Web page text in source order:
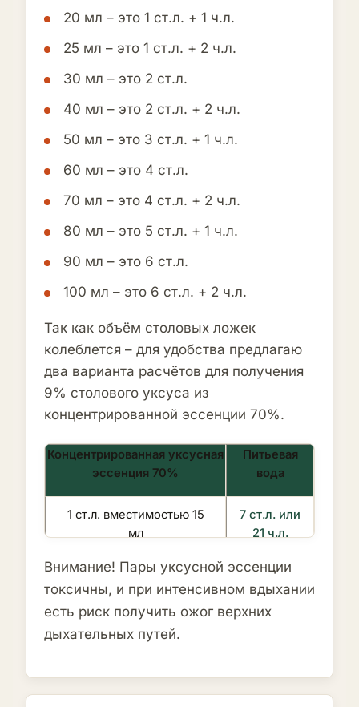
20 мл – это 1 ст.л. + 1 ч.л.
25 мл – это 1 ст.л. + 2 ч.л.
30 мл – это 2 ст.л.
40 мл – это 2 ст.л. + 2 ч.л.
50 мл – это 3 ст.л. + 1 ч.л.
60 мл – это 4 ст.л.
70 мл – это 4 ст.л. + 2 ч.л.
80 мл – это 5 ст.л. + 1 ч.л.
90 мл – это 6 ст.л.
100 мл – это 6 ст.л. + 2 ч.л.
Так как объём столовых ложек
колеблется – для удобства предлагаю
два варианта расчётов для получения
9% столового уксуса из
концентрированной эссенции 70%.
Концентрированная уксусная
эссенция 70%
Питьевая
вода
1 ст.л. вместимостью 15
мл
7 ст.л. или
21 ч.л.
1 ст.л. вместимостью 20
мл
7 ст.л. или
Внимание! Пары уксусной эссенции
токсичны, и при интенсивном вдыхании
есть риск получить ожог верхних
дыхательных путей.